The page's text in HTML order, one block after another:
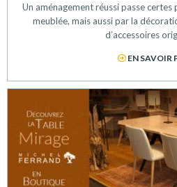
Un aménagement réussi passe
meublée, mais aussi par la
d’accessoires
EN SAVOIR